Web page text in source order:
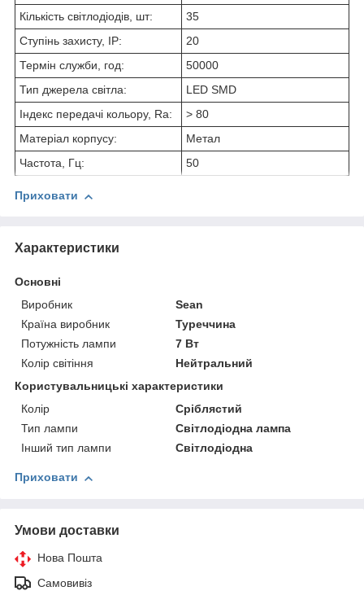
Кількість світлодіодів, шт:
35
Ступінь захисту, IP:
20
Термін служби, год:
50000
Тип джерела світла:
LED SMD
Індекс передачі кольору, Ra:
> 80
Матеріал корпусу:
Метал
Частота, Гц:
50
Приховати
Характеристики
Основні
Виробник
Sean
Країна виробник
Туреччина
Потужність лампи
7 Вт
Колір світіння
Нейтральний
Користувальницькі характеристики
Колір
Сріблястий
Тип лампи
Світлодіодна лампа
Інший тип лампи
Світлодіодна
Приховати
Умови доставки
Нова Пошта
Самовивіз